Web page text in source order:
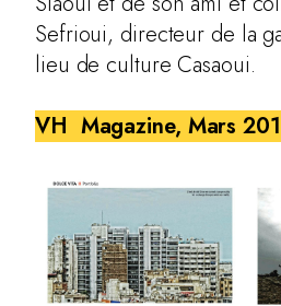
Sefrioui, directeur de la
lieu de culture Casaoui.
VH Magazine, Mars